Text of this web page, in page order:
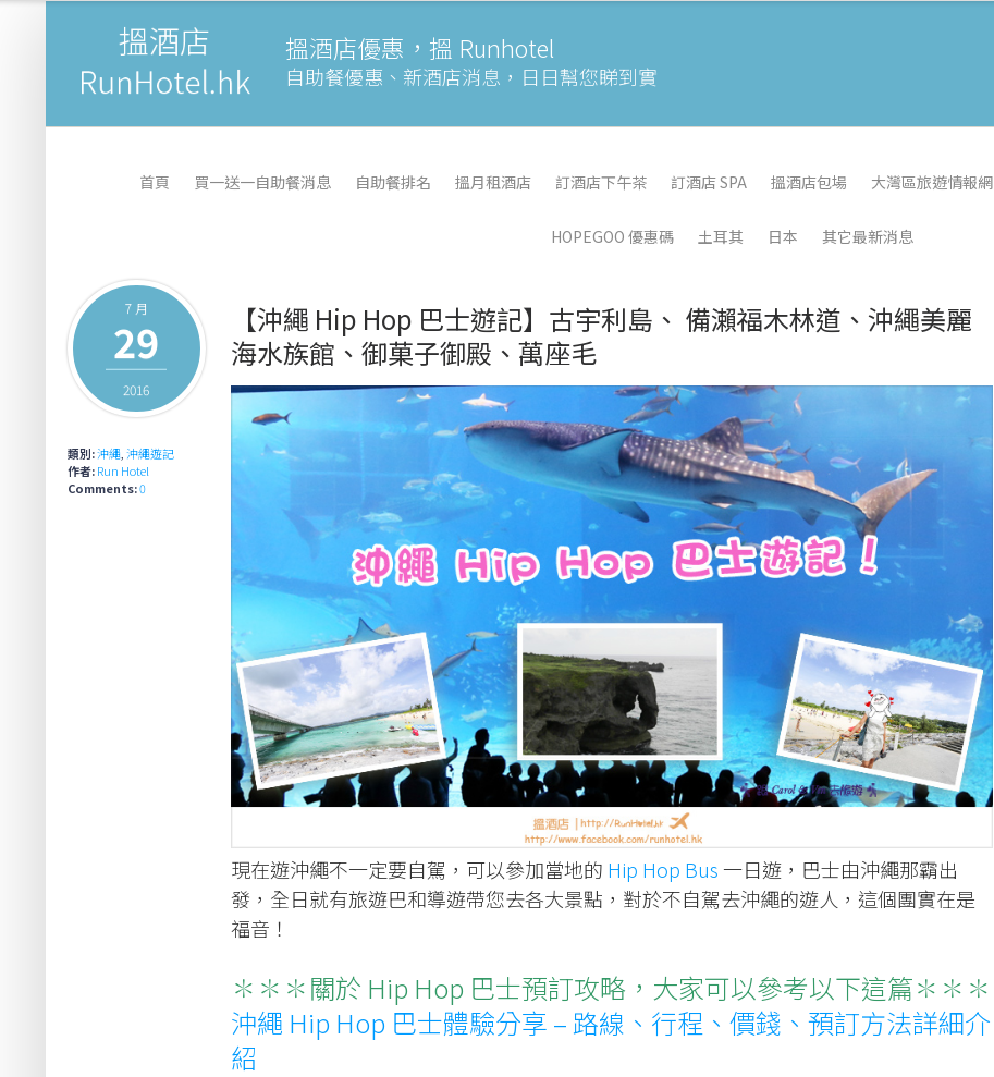
搵酒店優惠，搵 Runhotel
自助餐優惠、新酒店消息， 日日幫您睇到實
首頁 買一送一自助餐消息 自助餐排名 搵月租酒店 訂酒店下午茶 訂酒店 SPA 搵酒店包場 大灣區旅遊情報網
HOPEGOO 優惠碼 土耳其 日本 其它最新消息
7 月
29
2016
類別:沖繩 沖繩遊記
作者:Run Hotel
Comments:0
【沖繩 Hip Hop 巴士遊記】古宇利島、 備瀨福木林道、沖繩美麗
海水族館、御菓子御殿、萬座毛
現在遊沖繩不一定要自駕，可以參加當地的 Hip Hop Bus一日遊，巴士由沖繩那霸出
發，全日就有旅遊巴和導遊帶您去各大景點，對於不自駕去沖繩的遊人，這個團實在是
福音！
✽✽✽關於 Hip Hop 巴士預訂攻略，大家可以參考以下這篇✽✽✽
沖繩 Hip Hop 巴士體驗分享 – 路線、行程、價錢、預訂方法詳細介
紹